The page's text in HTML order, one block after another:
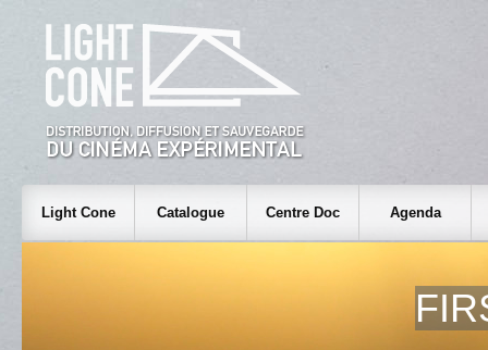
Light Cone Catalogue Centre Doc Agenda